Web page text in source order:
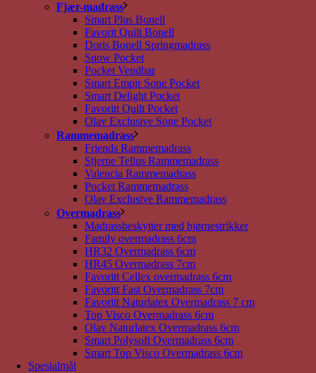
Fjær-madrass
Smart Plus Bonell
Favorit Quilt Bonell
Doris Bonell Springmadrass
Snow Pocket
Pocket Vendbar
Smart Empir Sone Pocket
Smart Delight Pocket
Favoritt Quilt Pocket
Olav Exclusive Sone Pocket
Rammemadrass
Friends Rammemadrass
Stjerne Tellus Rammemadrass
Valencia Rammemadrass
Pocket Rammemadrass
Olav Exclusive Rammemadrass
Overmadrass
Madrassbeskytter med hjørnestrikker
Family overmadrass 6cm
HR32 Overmadrass 6cm
HR45 Overmadrass 7cm
Favoritt Cellex overmadrass 6cm
Favoritt Fast Overmadrass 7cm
Favoritt Naturlatex Overmadrass 7 cm
Top Visco Overmadrass 6cm
Olav Naturlatex Overmadrass 6cm
Smart Polysoft Overmadrass 6cm
Smart Top Visco Overmadrass 6cm
Spesialmål